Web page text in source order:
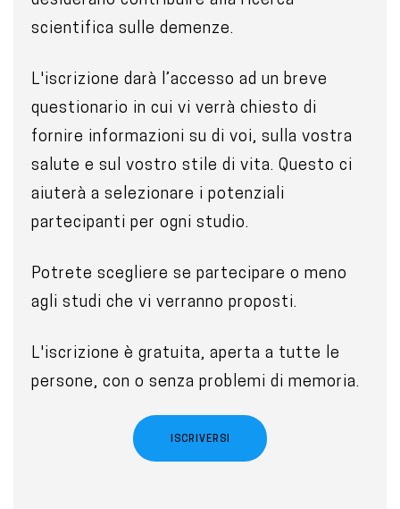
scientifica sulle demenze.
L'iscrizione darà l’accesso ad un breve
questionario in cui vi verrà chiesto di
fornire informazioni su di voi, sulla vostra
salute e sul vostro stile di vita. Questo ci
aiuterà a selezionare i potenziali
partecipanti per ogni studio.
Potrete scegliere se partecipare o meno
agli studi che vi verranno proposti.
L'iscrizione è gratuita, aperta a tutte le
persone, con o senza problemi di memoria.
ISCRIVERSI